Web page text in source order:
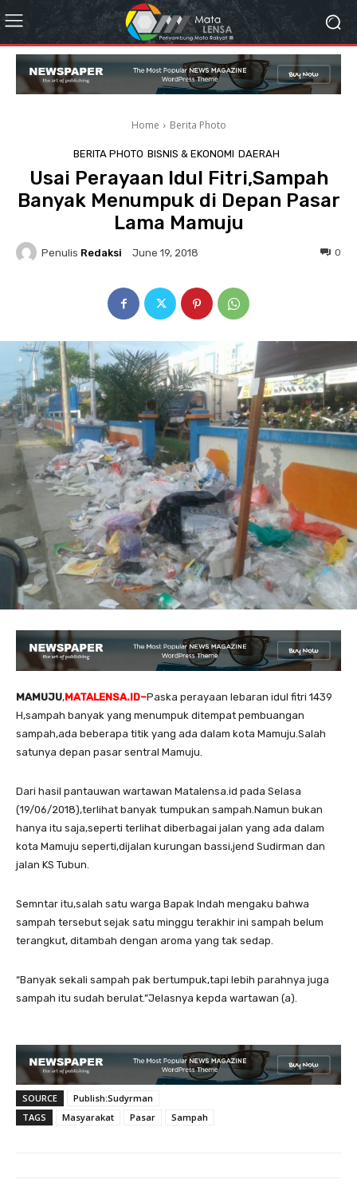
Home Berita Photo
BERITA PHOTO BISNIS & EKONOMI DAERAH
Usai Perayaan Idul Fitri,Sampah
Banyak Menumpuk di Depan Pasar
Lama Mamuju
Penulis Redaksi June 19, 2018 0
MAMUJU,MATALENSA.ID–Paska perayaan lebaran idul fitri 1439
H,sampah banyak yang menumpuk ditempat pembuangan
sampah,ada beberapa titik yang ada dalam kota Mamuju.Salah
satunya depan pasar sentral Mamuju.
Dari hasil pantauwan wartawan Matalensa.id pada Selasa
(19/06/2018),terlihat banyak tumpukan sampah.Namun bukan
hanya itu saja,seperti terlihat diberbagai jalan yang ada dalam
kota Mamuju seperti,dijalan kurungan bassi,jend Sudirman dan
jalan KS Tubun.
Semntar itu,salah satu warga Bapak Indah mengaku bahwa
sampah tersebut sejak satu minggu terakhir ini sampah belum
terangkut, ditambah dengan aroma yang tak sedap.
“Banyak sekali sampah pak bertumpuk,tapi lebih parahnya juga
sampah itu sudah berulat.”Jelasnya kepda wartawan (a).
SOURCE
Publish:Sudyrman
TAGS
Masyarakat Pasar Sampah